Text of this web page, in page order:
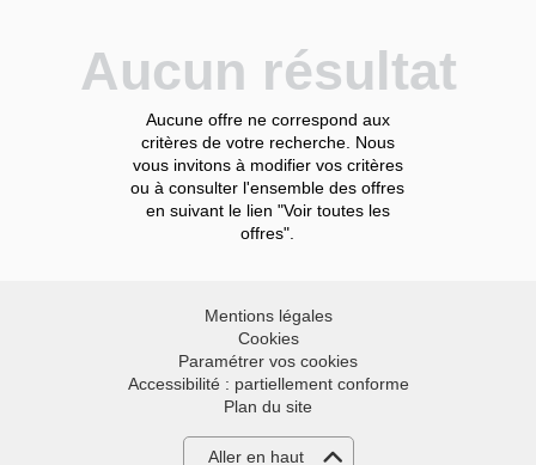
Aucun résultat
Aucune offre ne correspond aux
critères de votre recherche. Nous
vous invitons à modifier vos critères
ou à consulter l'ensemble des offres
en suivant le lien "Voir toutes les
offres".
Mentions légales
Cookies
Paramétrer vos cookies
Accessibilité : partiellement conforme
Plan du site
Aller en haut